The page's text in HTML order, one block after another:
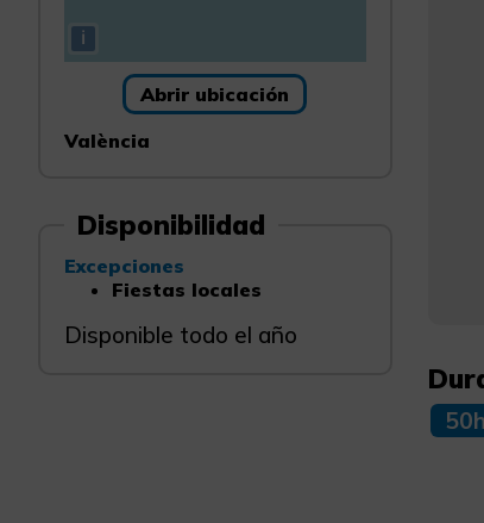
i
Abrir ubicación
València
Disponibilidad
Excepciones
Fiestas locales
Disponible todo el año